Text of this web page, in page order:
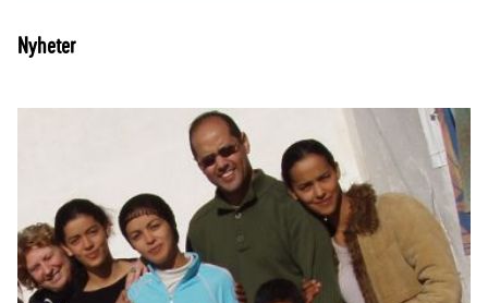
Nyheter